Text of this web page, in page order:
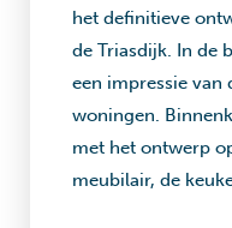
het definitieve
de Triasdijk. In de
een impressie van
woningen.
met het ontwerp
meubilair, de